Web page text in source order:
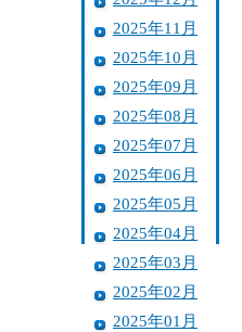
2025年11月
2025年10月
2025年09月
2025年08月
2025年07月
2025年06月
2025年05月
2025年04月
2025年03月
2025年02月
2025年01月